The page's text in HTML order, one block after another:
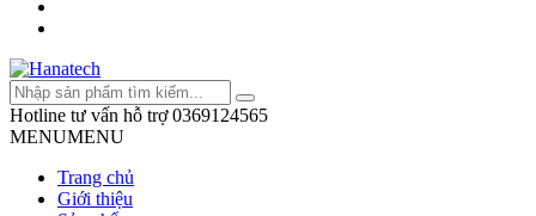
Hotline tư vấn hỗ trợ 0369124565
MENUMENU
Trang chủ
Giới thiệu